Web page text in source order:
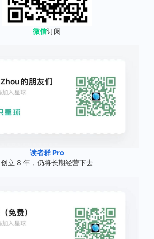
微信订阅
读者群 Pro
创立 8 年，仍将长期经营下去